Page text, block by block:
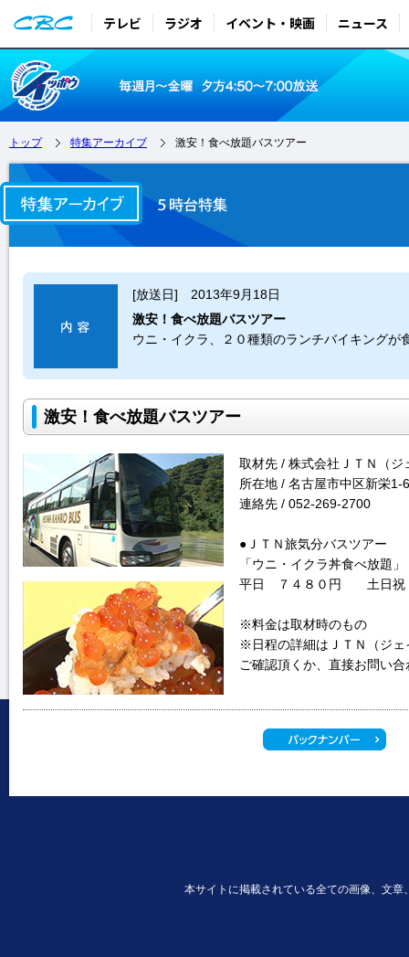
テレビ ラジオ イベント・映画 ニュース
トップ 特集アーカイブ 激安！食べ放題バスツアー
[放送日] 2013年9月18日
激安！食べ放題バスツアー
ウニ・イクラ、２０種類のランチバイキングが
激安！食べ放題バスツアー
取材先 / 株式会社ＪＴＮ（ジ
所在地 / 名古屋市中区新栄1-
連絡先 / 052-269-2700
●ＪＴＮ旅気分バスツアー
「ウニ・イクラ丼食べ放題」
平日 ７４８０円 土日祝
※料金は取材時のもの
※日程の詳細はＪＴＮ（ジ
ご確認頂くか、直接お問い
本サイトに掲載されている全ての画像、文